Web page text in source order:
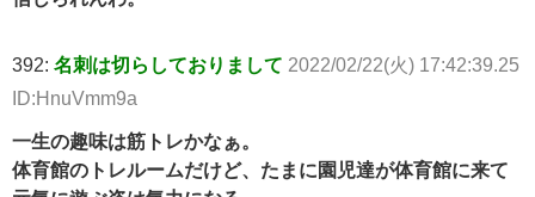
392: 名刺は切らしておりまして 2022/02/22(火) 17:42:39.25
ID:HnuVmm9a
一生の趣味は筋トレかなぁ。
体育館のトレルームだけど、たまに園児達が体育館に来て